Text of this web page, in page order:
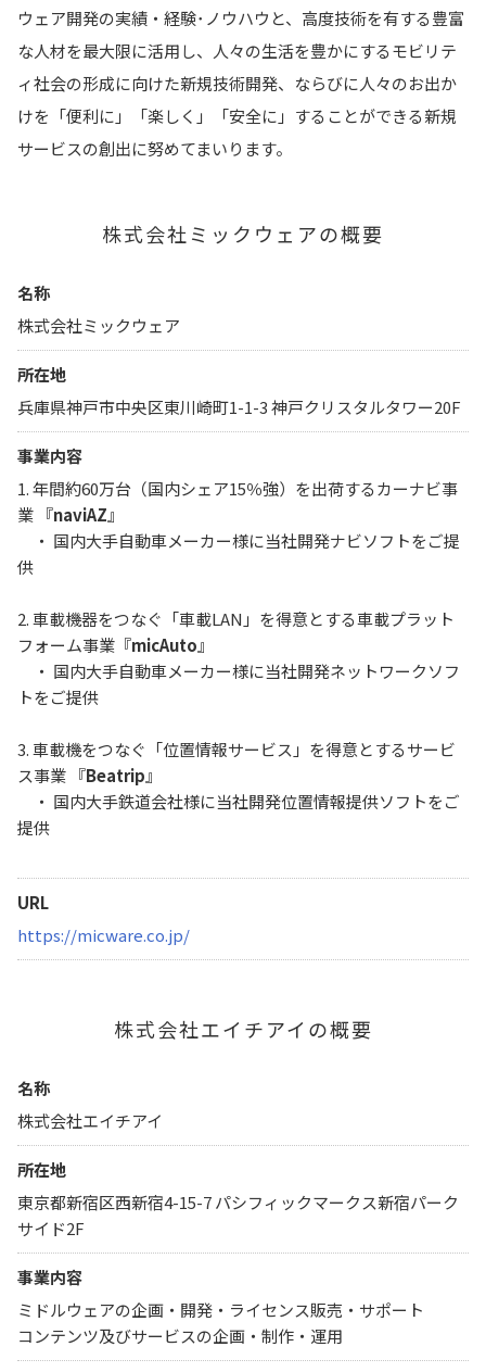
ウェア開発の実績・経験･ノウハウと、高度技術を有する豊富
な人材を最大限に活用し、人々の生活を豊かにするモビリテ
ィ社会の形成に向けた新規技術開発、ならびに人々のお出か
けを「便利に」「楽しく」「安全に」することができる新規
サービスの創出に努めてまいります。
株式会社ミックウェアの概要
名称
株式会社ミックウェア
所在地
兵庫県神戸市中央区東川崎町1-1-3 神戸クリスタルタワー20F
事業内容
1. 年間約60万台（国内シェア15％強）を出荷するカーナビ事
業 『naviAZ』
・ 国内大手自動車メーカー様に当社開発ナビソフトをご提
供
2. 車載機器をつなぐ「車載LAN」を得意とする車載プラット
フォーム事業『micAuto』
・ 国内大手自動車メーカー様に当社開発ネットワークソフ
トをご提供
3. 車載機をつなぐ「位置情報サービス」を得意とするサービ
ス事業 『Beatrip』
・ 国内大手鉄道会社様に当社開発位置情報提供ソフトをご
提供
URL
https://micware.co.jp/
株式会社エイチアイの概要
名称
株式会社エイチアイ
所在地
東京都新宿区西新宿4-15-7 パシフィックマークス新宿パーク
サイド2F
事業内容
ミドルウェアの企画・開発・ライセンス販売・サポート
コンテンツ及びサービスの企画・制作・運用